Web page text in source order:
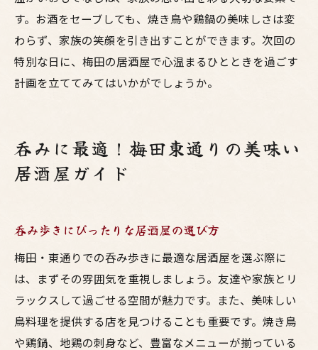
す。お酒をセーブしても、焼き鳥や鶏鍋の美味しさは変
わらず、家族の笑顔を引き出すことができます。次回の
特別な日に、梅田の居酒屋で心温まるひとときを過ごす
計画を立ててみてはいかがでしょうか。
呑みに最適！梅田東通りの美味い
居酒屋ガイド
呑み歩きにぴったりな居酒屋の選び方
梅田・東通りでの呑み歩きに最適な居酒屋を選ぶ際に
は、まずその雰囲気を重視しましょう。友達や家族とリ
ラックスして過ごせる空間が魅力です。また、美味しい
鳥料理を提供する店を見つけることも重要です。焼き鳥
や鶏鍋、地鶏の刺身など、豊富なメニューが揃っている